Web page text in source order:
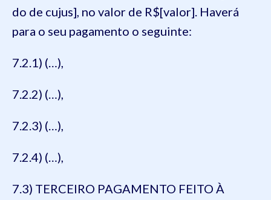
do de cujus], no valor de R$[valor]. Haverá
para o seu pagamento o seguinte:
7.2.1) (…),
7.2.2) (…),
7.2.3) (…),
7.2.4) (…),
7.3) TERCEIRO PAGAMENTO FEITO À